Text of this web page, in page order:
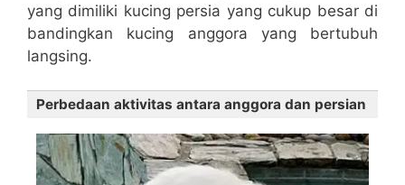
yang dimiliki kucing persia yang cukup besar di
bandingkan kucing anggora yang bertubuh
langsing.
Perbedaan aktivitas antara anggora dan persian